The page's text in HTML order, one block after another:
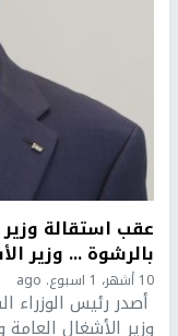
عقب استقالة
بالرشوة ... وزير
10 أشهر، 1 اسبوع. ago
أصدر رئيس
وزير الأشغال